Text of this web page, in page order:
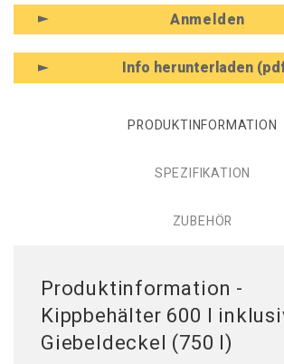
Anmelden
Info herunterladen
PRODUKTINFORMATION
SPEZIFIKATION
ZUBEHÖR
Produktinformation -
Kippbehälter 600 l
Giebeldeckel (750 l)